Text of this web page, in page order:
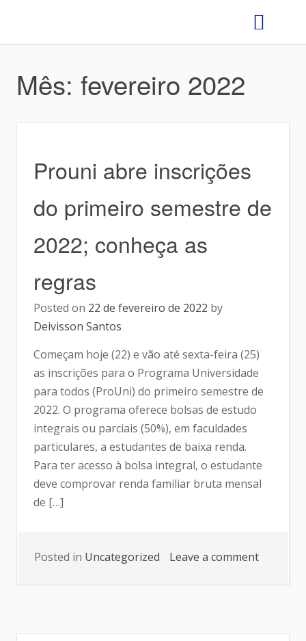
Mês: fevereiro 2022
Prouni abre inscrições
do primeiro semestre de
2022; conheça as
regras
Posted on 22 de fevereiro de 2022 by
Deivisson Santos
Começam hoje (22) e vão até sexta-feira (25)
as inscrições para o Programa Universidade
para todos (ProUni) do primeiro semestre de
2022. O programa oferece bolsas de estudo
integrais ou parciais (50%), em faculdades
particulares, a estudantes de baixa renda.
Para ter acesso à bolsa integral, o estudante
deve comprovar renda familiar bruta mensal
de […]
Posted in Uncategorized Leave a comment